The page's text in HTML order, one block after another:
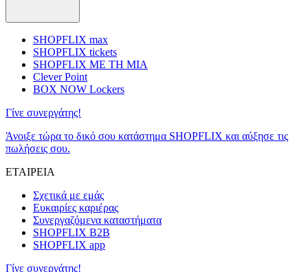
SHOPFLIX max
SHOPFLIX tickets
SHOPFLIX ΜΕ ΤΗ ΜΙΑ
Clever Point
BOX NOW Lockers
Γίνε συνεργάτης!
Άνοιξε τώρα το δικό σου κατάστημα SHOPFLIX και αύξησε τις
πωλήσεις σου.
ΕΤΑΙΡΕΙΑ
Σχετικά με εμάς
Ευκαιρίες καριέρας
Συνεργαζόμενα καταστήματα
SHOPFLIX B2B
SHOPFLIX app
Γίνε συνεργάτης!